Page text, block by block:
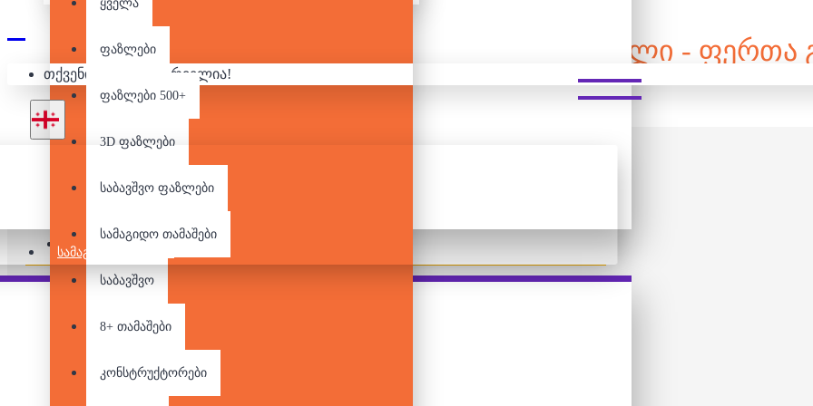
ᲡᲐᲛᲐᲒᲘᲓᲝ ᲗᲐᲛᲐᲨᲔᲑᲘ
ყველა
ფაზლები
ფაზლები 500+
3D ფაზლები
საბავშვო ფაზლები
სამაგიდო თამაშები
საბავშვო
8+ თამაშები
კონსტრუქტორები
თქვენი კალათა ცარიელია!
500 ᲓᲔᲢᲐᲚᲘᲐᲜᲘ ᲤᲐᲖᲚᲘ - ᲤᲔᲠᲗᲐ
არ არის მარაგში
Pair it With People Also Bought